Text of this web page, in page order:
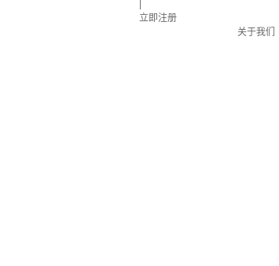
立即注册
关于我们